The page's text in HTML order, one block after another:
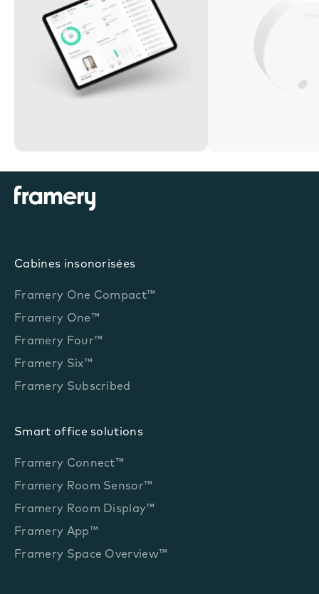
Cabines insonorisées
Framery One Compact™
Framery One™
Framery Four™
Framery Six™
Framery Subscribed
Smart office solutions
Framery Connect™
Framery Room Sensor™
Framery Room Display™
Framery App™
Framery Space Overview™